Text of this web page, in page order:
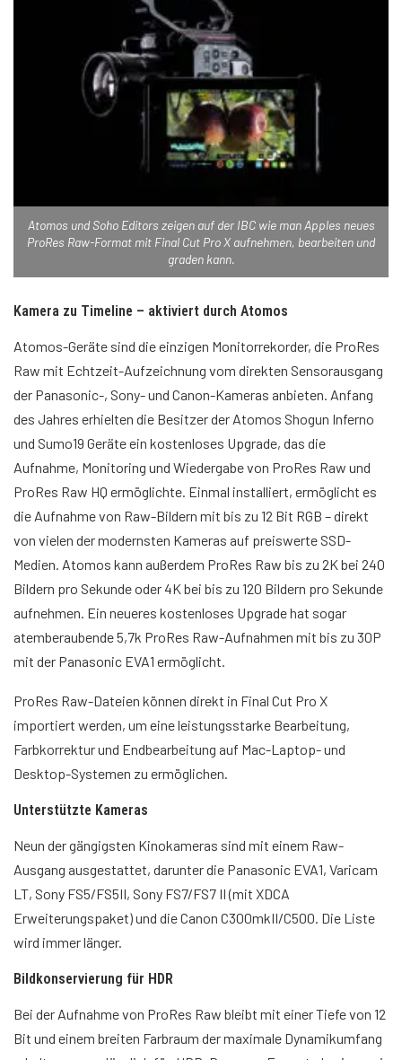
Atomos und Soho Editors zeigen auf der IBC wie man Apples neues
ProRes Raw-Format mit Final Cut Pro X aufnehmen, bearbeiten und
graden kann.
Kamera zu Timeline – aktiviert durch Atomos
Atomos-Geräte sind die einzigen Monitorrekorder, die ProRes
Raw mit Echtzeit-Aufzeichnung vom direkten Sensorausgang
der Panasonic-, Sony- und Canon-Kameras anbieten. Anfang
des Jahres erhielten die Besitzer der Atomos Shogun Inferno
und Sumo19 Geräte ein kostenloses Upgrade, das die
Aufnahme, Monitoring und Wiedergabe von ProRes Raw und
ProRes Raw HQ ermöglichte. Einmal installiert, ermöglicht es
die Aufnahme von Raw-Bildern mit bis zu 12 Bit RGB – direkt
von vielen der modernsten Kameras auf preiswerte SSD-
Medien. Atomos kann außerdem ProRes Raw bis zu 2K bei 240
Bildern pro Sekunde oder 4K bei bis zu 120 Bildern pro Sekunde
aufnehmen. Ein neueres kostenloses Upgrade hat sogar
atemberaubende 5,7k ProRes Raw-Aufnahmen mit bis zu 30P
mit der Panasonic EVA1 ermöglicht.
ProRes Raw-Dateien können direkt in Final Cut Pro X
importiert werden, um eine leistungsstarke Bearbeitung,
Farbkorrektur und Endbearbeitung auf Mac-Laptop- und
Desktop-Systemen zu ermöglichen.
Unterstützte Kameras
Neun der gängigsten Kinokameras sind mit einem Raw-
Ausgang ausgestattet, darunter die Panasonic EVA1, Varicam
LT, Sony FS5/FS5II, Sony FS7/FS7 II (mit XDCA
Erweiterungspaket) und die Canon C300mkII/C500. Die Liste
wird immer länger.
Bildkonservierung für HDR
Bei der Aufnahme von ProRes Raw bleibt mit einer Tiefe von 12
Bit und einem breiten Farbraum der maximale Dynamikumfang